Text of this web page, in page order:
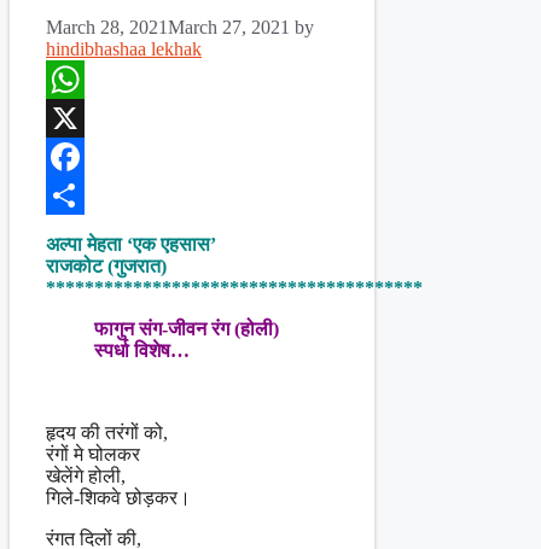
March 28, 2021March 27, 2021 by
hindibhashaa lekhak
WhatsApp
X
Facebook
Share
अल्पा मेहता ‘एक एहसास’
राजकोट (गुजरात)
***************************************
फागुन संग-जीवन रंग (होली)
स्पर्धा विशेष…
हृदय की तरंगों को,
रंगों मे घोलकर
खेलेंगे होली,
गिले-शिकवे छोड़कर।
रंगत दिलों की,